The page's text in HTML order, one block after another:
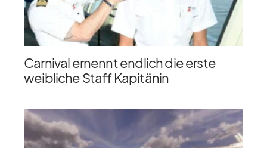
Carnival ernennt endlich die erste
weibliche Staff Kapitänin